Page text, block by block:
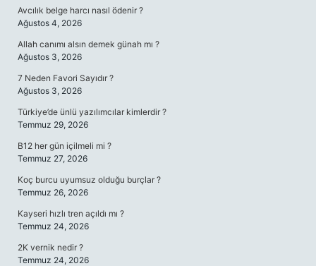
Avcılık belge harcı nasıl ödenir ?
Ağustos 4, 2026
Allah canımı alsın demek günah mı ?
Ağustos 3, 2026
7 Neden Favori Sayıdır ?
Ağustos 3, 2026
Türkiye’de ünlü yazılımcılar kimlerdir ?
Temmuz 29, 2026
B12 her gün içilmeli mi ?
Temmuz 27, 2026
Koç burcu uyumsuz olduğu burçlar ?
Temmuz 26, 2026
Kayseri hızlı tren açıldı mı ?
Temmuz 24, 2026
2K vernik nedir ?
Temmuz 24, 2026